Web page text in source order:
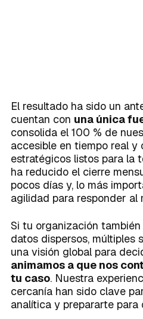
El resultado ha sido un
cuentan con una única
consolida el 100 % de
accesible en tiempo real y
estratégicos listos para la
ha reducido el cierre
pocos días y, lo más
agilidad para responder al
Si tu organización
datos dispersos, múltiples
una visión global para
animamos a que nos
tu caso. Nuestra
cercanía han sido clave
analítica y prepararte para